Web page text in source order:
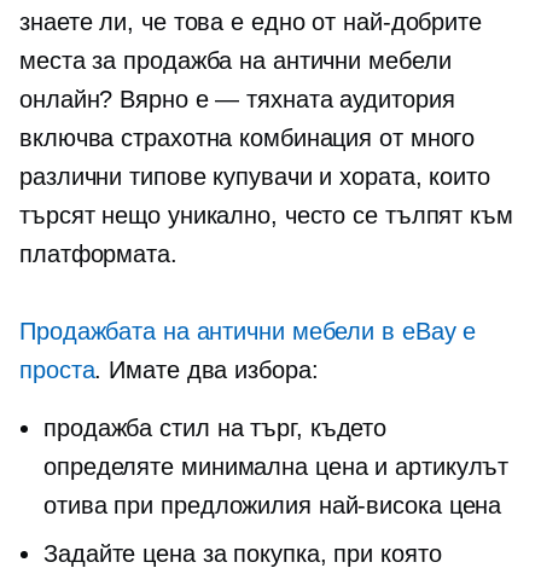
знаете ли, че това е едно от най-добрите
места за продажба на антични мебели
онлайн? Вярно е — тяхната аудитория
включва страхотна комбинация от много
различни типове купувачи и хората, които
търсят нещо уникално, често се тълпят към
платформата.
Продажбата на антични мебели в eBay е
проста. Имате два избора:
продажбастил на търг, където
определяте минимална цена и артикулът
отива при предложилия най-висока цена
Задайте цена за покупка, при която